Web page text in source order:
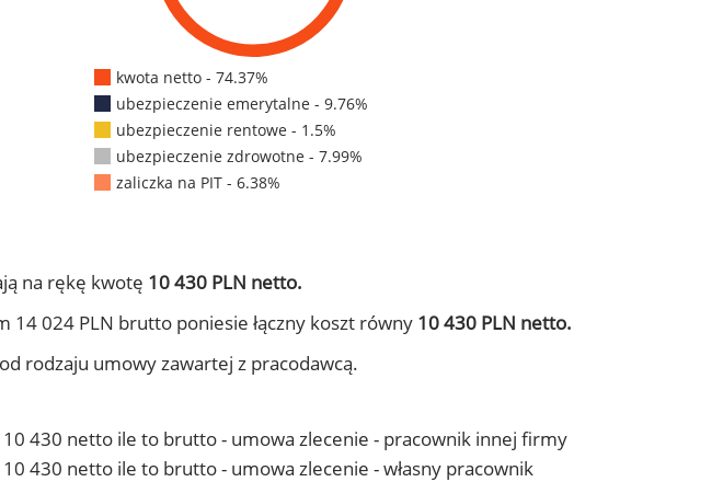
kwota netto - 74.37%
ubezpieczenie emerytalne - 9.76%
ubezpieczenie rentowe - 1.5%
ubezpieczenie zdrowotne - 7.99%
zaliczka na PIT - 6.38%
na rękę kwotę 10 430 PLN netto.
024 PLN brutto poniesie łączny koszt równy 10 430 PLN netto.
rodzaju umowy zawartej z pracodawcą.
10 430 netto ile to brutto - umowa zlecenie - pracownik innej firmy
10 430 netto ile to brutto - umowa zlecenie - własny pracownik